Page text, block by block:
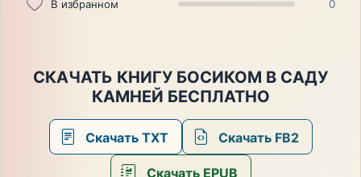
В избранном 0
СКАЧАТЬ КНИГУ БОСИКОМ В САДУ
КАМНЕЙ БЕСПЛАТНО
Скачать TXT Скачать FB2
Скачать EPUB